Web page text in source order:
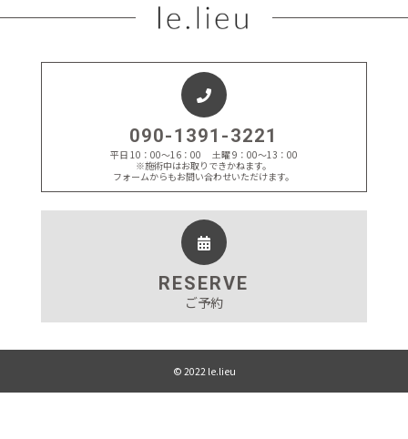
090-1391-3221
平日 10：00～16：00 土曜 9：00～13：00
※施術中はお取りできかねます。
フォームからもお問い合わせいただけます。
RESERVE
ご予約
© 2022 le.lieu